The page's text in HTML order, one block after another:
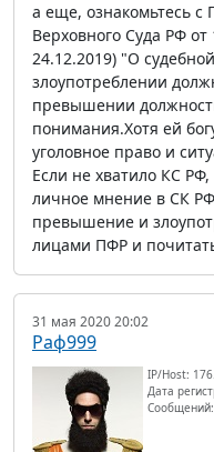
а еще, ознакомьтесь с
Верховного Суда РФ
24.12.2019) "О
злоупотреблении
превышении
понимания.Хотя ей
уголовное право и
Если не хватило КС
личное мнение в СК
превышение и
лицами ПФР и
31 мая 2020 20:02
Раф999
IP/Host:
Дата